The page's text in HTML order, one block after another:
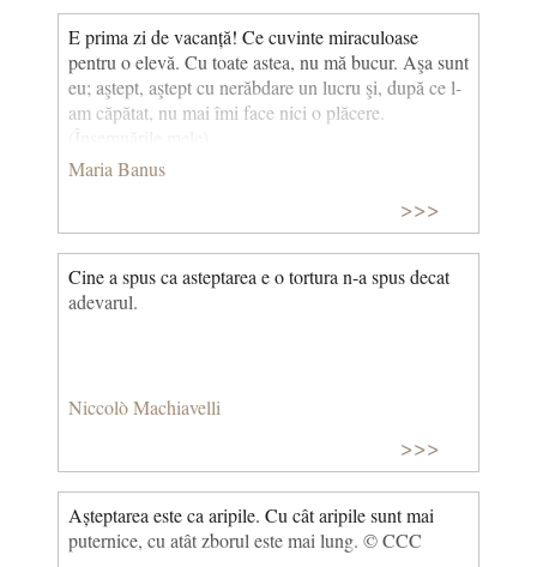
E prima zi de vacanță! Ce cuvinte miraculoase
pentru o elevă. Cu toate astea, nu mă bucur. Aşa sunt
eu; aştept, aştept cu nerăbdare un lucru şi, după ce l-
am căpătat, nu mai îmi face nici o plăcere.
(Însemnările mele)
Maria Banus
>>>
Cine a spus ca asteptarea e o tortura n-a spus decat
adevarul.
Niccolò Machiavelli
>>>
Așteptarea este ca aripile. Cu cât aripile sunt mai
puternice, cu atât zborul este mai lung. © CCC